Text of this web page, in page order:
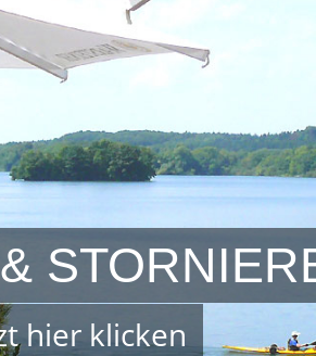
hier klicken